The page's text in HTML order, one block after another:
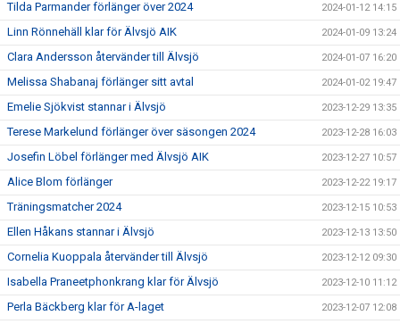
Tilda Parmander förlänger över 2024 2024-01-12 14:15
Linn Rönnehäll klar för Älvsjö AIK 2024-01-09 13:24
Clara Andersson återvänder till Älvsjö 2024-01-07 16:20
Melissa Shabanaj förlänger sitt avtal 2024-01-02 19:47
Emelie Sjökvist stannar i Älvsjö 2023-12-29 13:35
Terese Markelund förlänger över säsongen 2024 2023-12-28 16:03
Josefin Löbel förlänger med Älvsjö AIK 2023-12-27 10:57
Alice Blom förlänger 2023-12-22 19:17
Träningsmatcher 2024 2023-12-15 10:53
Ellen Håkans stannar i Älvsjö 2023-12-13 13:50
Cornelia Kuoppala återvänder till Älvsjö 2023-12-12 09:30
Isabella Praneetphonkrang klar för Älvsjö 2023-12-10 11:12
Perla Bäckberg klar för A-laget 2023-12-07 12:08